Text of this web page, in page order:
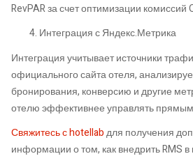
RevPAR за счет оптимизации комиссий
Интеграция с Яндекс.Метрика
Интеграция учитывает источники
официального сайта отеля,
бронирования, конверсию и другие
отелю эффективнее управлять
Свяжитесь с hotellabдля получения
информации о том, как внедрить RMS